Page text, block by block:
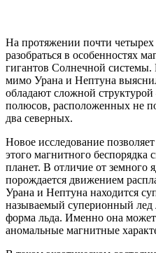
На протяжении почти
разобраться в особенностях
гигантов Солнечной
мимо Урана и Нептуна
обладают сложной
полюсов, расположенных не
два северных.
Новое исследование
этого магнитного беспорядка
планет. В отличие от земного
порождается движением
Урана и Нептуна находится
называемый суперионный лед
форма льда. Именно она может
аномальные магнитные